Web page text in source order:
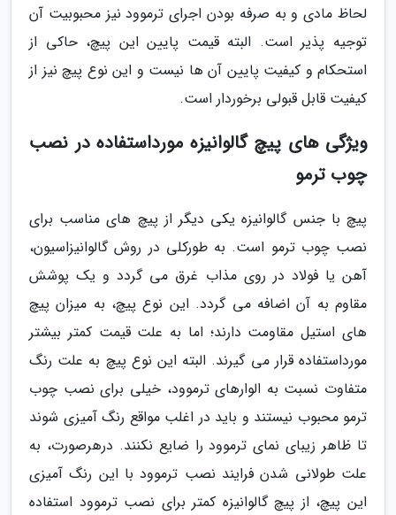
لحاظ مادی و به صرفه بودن اجرای ترموود نیز محبوبیت آن
توجیه پذیر است. البته قیمت پایین این پیچ، حاکی از
استحکام و کیفیت پایین آن ها نیست و این نوع پیچ نیز از
کیفیت قابل قبولی برخوردار است.
ویژگی های پیچ گالوانیزه مورداستفاده در نصب
چوب ترمو
پیچ با جنس گالوانیزه یکی دیگر از پیچ های مناسب برای
نصب چوب ترمو است. به طورکلی در روش گالوانیزاسیون،
آهن یا فولاد در روی مذاب غرق می گردد و یک پوشش
مقاوم به آن اضافه می گردد. این نوع پیچ، به میزان پیچ
های استیل مقاومت دارند؛ اما به علت قیمت کمتر بیشتر
مورداستفاده قرار می گیرند. البته این نوع پیچ به علت رنگ
متفاوت نسبت به الوارهای ترموود، خیلی برای نصب چوب
ترمو محبوب نیستند و باید در اغلب مواقع رنگ آمیزی شوند
تا ظاهر زیبای نمای ترموود را ضایع نکنند. درهرصورت، به
علت طولانی شدن فرایند نصب ترموود با این رنگ آمیزی
این پیچ، از پیچ گالوانیزه کمتر برای نصب ترموود استفاده